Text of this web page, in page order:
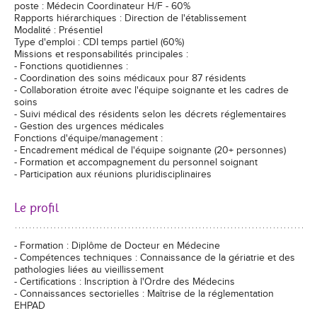
poste : Médecin Coordinateur H/F - 60%
Rapports hiérarchiques : Direction de l'établissement
Modalité : Présentiel
Type d'emploi : CDI temps partiel (60%)
Missions et responsabilités principales :
- Fonctions quotidiennes :
- Coordination des soins médicaux pour 87 résidents
- Collaboration étroite avec l'équipe soignante et les cadres de
soins
- Suivi médical des résidents selon les décrets réglementaires
- Gestion des urgences médicales
Fonctions d'équipe/management :
- Encadrement médical de l'équipe soignante (20+ personnes)
- Formation et accompagnement du personnel soignant
- Participation aux réunions pluridisciplinaires
Le profil
- Formation : Diplôme de Docteur en Médecine
- Compétences techniques : Connaissance de la gériatrie et des
pathologies liées au vieillissement
- Certifications : Inscription à l'Ordre des Médecins
- Connaissances sectorielles : Maîtrise de la réglementation
EHPAD